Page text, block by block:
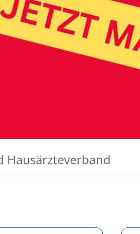
Hausärzteverband